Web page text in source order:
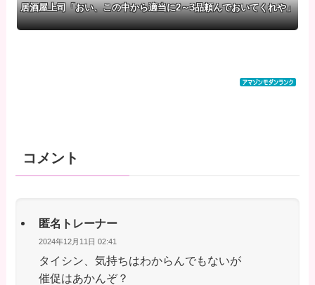
居酒屋上司「おい、この中から適当に2～3品頼んでおいてくれや」
コメント
匿名トレーナー
2024年12月11日 02:41
タイシン、気持ちはわからんでもないが
催促はあかんぞ？